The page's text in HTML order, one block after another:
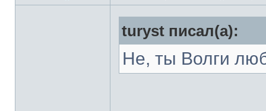
turyst писал(а):
Не, ты Волги